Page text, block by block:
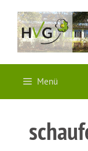
Inhalt
springen
Menü